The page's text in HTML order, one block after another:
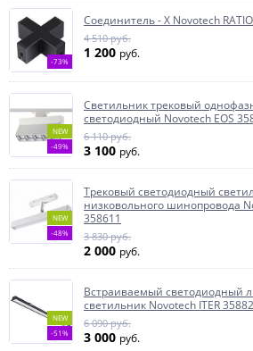
-73%
Соединитель - Х Novotech
4 510 руб.
1 200 руб.
NEW
-49%
Светильник трековый
светодиодный Novotech EOS
6 110 руб.
3 100 руб.
NEW
-48%
Трековый светодиодный
низковольного шинопровода
358611
3 830 руб.
2 000 руб.
NEW
-51%
Встраиваемый светодиодный
светильник Novotech ITER
6 090 руб.
3 000 руб.